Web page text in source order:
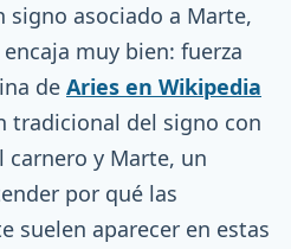
signo asociado a Marte,
muy bien: fuerza
de Aries en Wikipedia
tradicional del signo con
carnero y Marte, un
por qué las
suelen aparecer en estas